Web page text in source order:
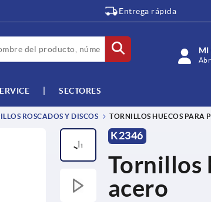
Entrega rápida
MI
SECTORES
ROSCADOS Y DISCOS TORNILLOS HUECOS PARA
K2346
Tornillos
acero